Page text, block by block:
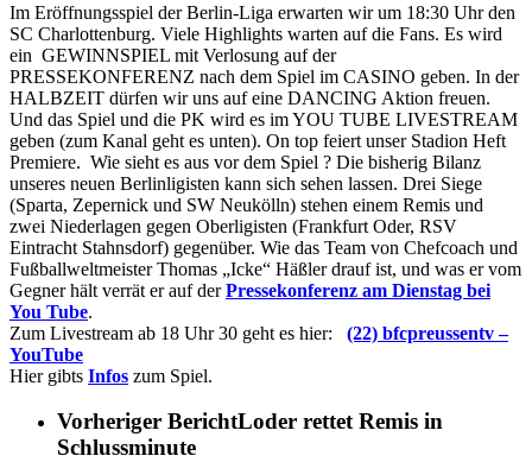
Im Eröffnungsspiel der Berlin-Liga erwarten wir um 18:30 Uhr den
SC Charlottenburg. Viele Highlights warten auf die Fans. Es wird
ein GEWINNSPIEL mit Verlosung auf der
PRESSEKONFERENZ nach dem Spiel im CASINO geben. In der
HALBZEIT dürfen wir uns auf eine DANCING Aktion freuen.
Und das Spiel und die PK wird es im YOU TUBE LIVESTREAM
geben (zum Kanal geht es unten). On top feiert unser Stadion Heft
Premiere. Wie sieht es aus vor dem Spiel ? Die bisherig Bilanz
unseres neuen Berlinligisten kann sich sehen lassen. Drei Siege
(Sparta, Zepernick und SW Neukölln) stehen einem Remis und
zwei Niederlagen gegen Oberligisten (Frankfurt Oder, RSV
Eintracht Stahnsdorf) gegenüber. Wie das Team von Chefcoach und
Fußballweltmeister Thomas „Icke“ Häßler drauf ist, und was er vom
Gegner hält verrät er auf derPressekonferenz am Dienstag bei
You Tube.
Zum Livestream ab 18 Uhr 30 geht es hier:
(22) bfcpreussentv –
YouTube
Hier gibts Infos zum Spiel.
Vorheriger BerichtLoder rettet Remis in
Schlussminute